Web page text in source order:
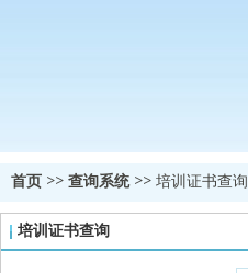
首页 >> 查询系统 >> 培训证书查询
培训证书查询